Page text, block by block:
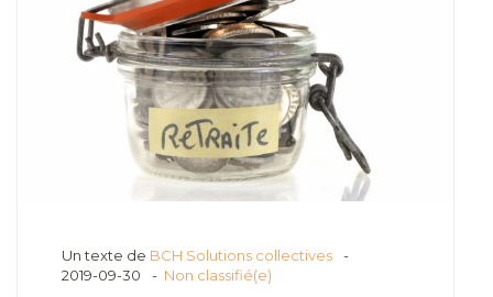
Un texte de BCH Solutions collectives
2019-09-30
Non classifié(e)